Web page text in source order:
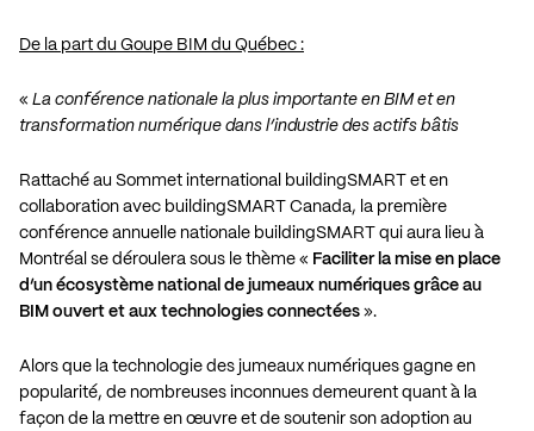
De la part du Goupe BIM du Québec :
« La conférence nationale la plus importante en BIM et en
transformation numérique dans l’industrie des actifs bâtis
Rattaché au Sommet international buildingSMART et en
collaboration avec buildingSMART Canada, la première
conférence annuelle nationale buildingSMART qui aura lieu à
Montréal se déroulera sous le thème « Faciliter la mise en place
d’un écosystème national de jumeaux numériques grâce au
BIM ouvert et aux technologies connectées ».
Alors que la technologie des jumeaux numériques gagne en
popularité, de nombreuses inconnues demeurent quant à la
façon de la mettre en œuvre et de soutenir son adoption au